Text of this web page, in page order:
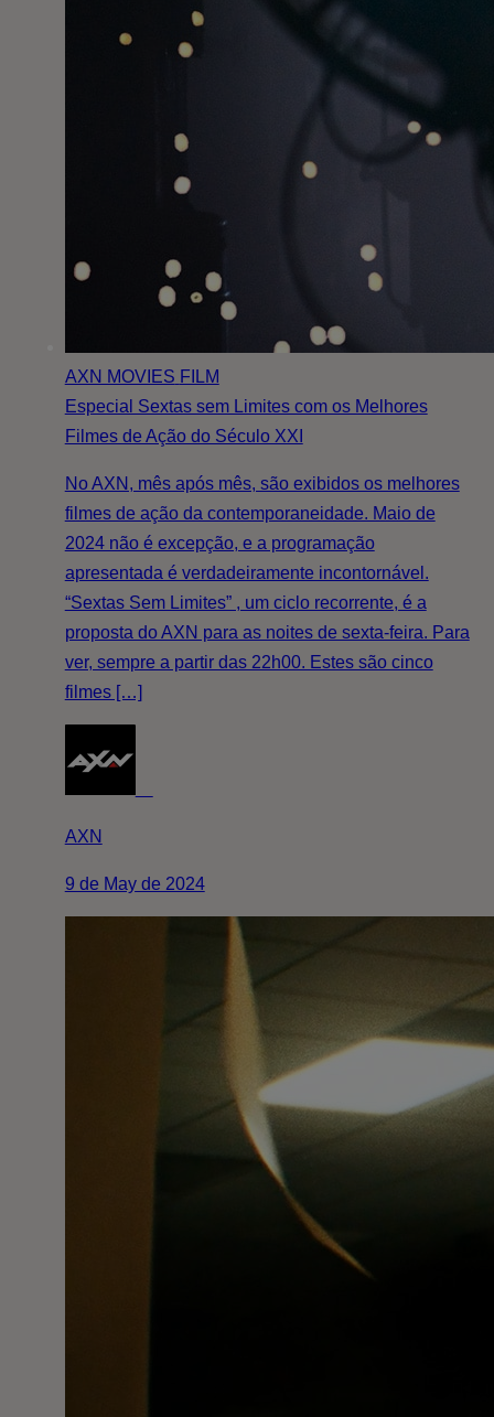
AXN MOVIES FILM
Especial Sextas sem Limites com os Melhores
Filmes de Ação do Século XXI
No AXN, mês após mês, são exibidos os melhores
filmes de ação da contemporaneidade. Maio de
2024 não é excepção, e a programação
apresentada é verdadeiramente incontornável.
“Sextas Sem Limites” , um ciclo recorrente, é a
proposta do AXN para as noites de sexta-feira. Para
ver, sempre a partir das 22h00. Estes são cinco
filmes […]
AXN
9 de May de 2024